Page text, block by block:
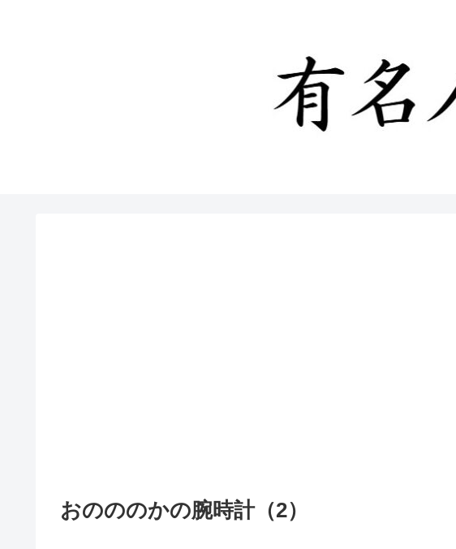
おのののかの腕時計（2）